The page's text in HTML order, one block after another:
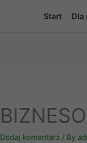
Start Dla
Dodaj komentarz / By